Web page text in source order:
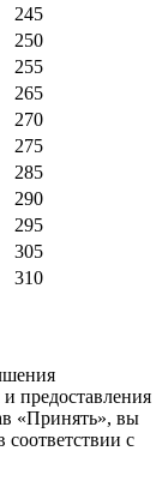
245
250
255
265
270
275
285
290
295
305
310
и предоставления
«Принять», вы
соответствии с